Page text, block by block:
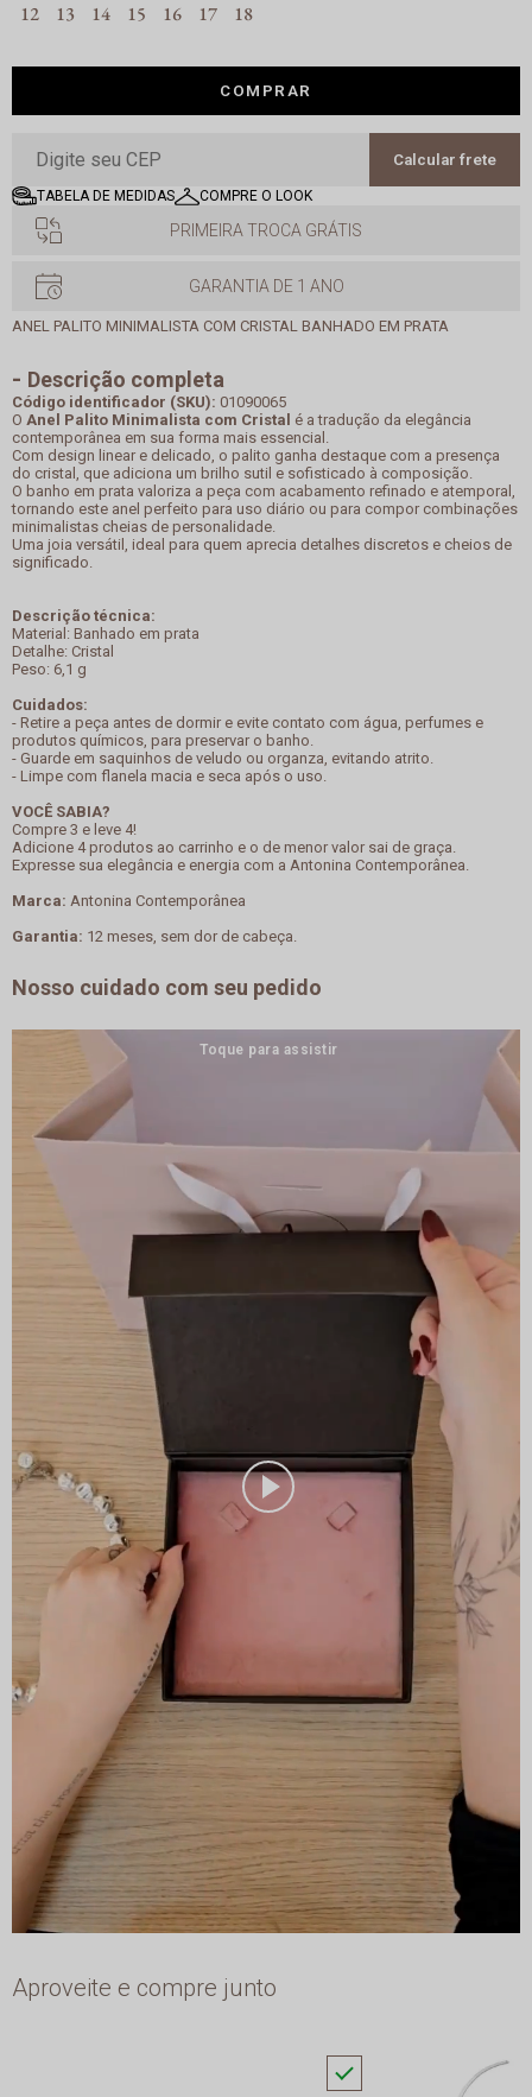
12 13 14 15 16 17 18
COMPRAR
Calcular frete
TABELA DE MEDIDAS COMPRE O LOOK
PRIMEIRA TROCA GRÁTIS
GARANTIA DE 1 ANO
ANEL PALITO MINIMALISTA COM CRISTAL BANHADO EM PRATA
Descrição completa
Código identificador (SKU): 01090065
O Anel Palito Minimalista com Cristal é a tradução da elegância
contemporânea em sua forma mais essencial.
Com design linear e delicado, o palito ganha destaque com a presença
do cristal, que adiciona um brilho sutil e sofisticado à composição.
O banho em prata valoriza a peça com acabamento refinado e atemporal,
tornando este anel perfeito para uso diário ou para compor combinações
minimalistas cheias de personalidade.
Uma joia versátil, ideal para quem aprecia detalhes discretos e cheios de
significado.
Descrição técnica:
Material: Banhado em prata
Detalhe: Cristal
Peso: 6,1 g
Cuidados:
- Retire a peça antes de dormir e evite contato com água, perfumes e
produtos químicos, para preservar o banho.
- Guarde em saquinhos de veludo ou organza, evitando atrito.
- Limpe com flanela macia e seca após o uso.
VOCÊ SABIA?
Compre 3 e leve 4!
Adicione 4 produtos ao carrinho e o de menor valor sai de graça.
Expresse sua elegância e energia com a Antonina Contemporânea.
Marca: Antonina Contemporânea
Garantia: 12 meses, sem dor de cabeça.
Nosso cuidado com seu pedido
Aproveite e compre junto